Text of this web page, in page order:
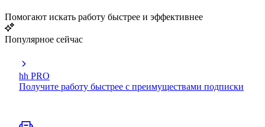
Помогают искать работу быстрее и эффективнее
Популярное сейчас
hh PRO
Получите работу быстрее с преимуществами подписки